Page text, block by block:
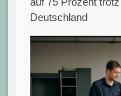
Deutschland